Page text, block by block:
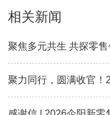
相关新闻